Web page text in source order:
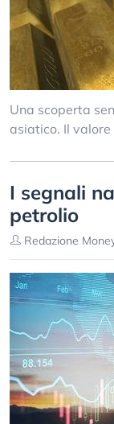
Una scoperta
asiatico. Il
I segnali
petrolio
Redazione